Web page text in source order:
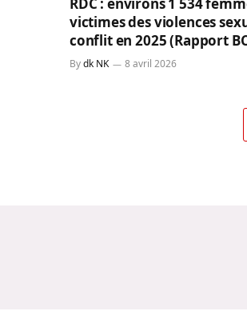
victimes des violences
conflit en 2025 (Rapport
Bydk NK 8 avril 2026